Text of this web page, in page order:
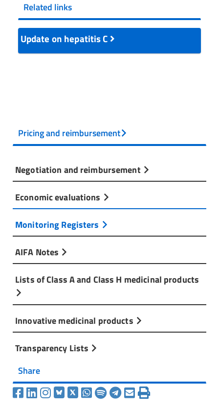
Related links
Update on hepatitis C
Pricing and reimbursement
Negotiation and reimbursement
Economic evaluations
Monitoring Registers
AIFA Notes
Lists of Class A and Class H medicinal products
Innovative medicinal products
Transparency Lists
Share